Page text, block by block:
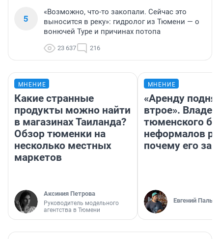
5
«Возможно, что-то закопали. Сейчас это
выносится в реку»: гидролог из Тюмени — о
вонючей Туре и причинах потопа
23 637 216
МНЕНИЕ
Какие странные
продукты можно найти
в магазинах Таиланда?
Обзор тюменки на
несколько местных
маркетов
Аксиния Петрова
Руководитель модельного
агентства в Тюмени
МНЕНИЕ
«Аренду
втрое».
тюменского
неформалов
почему его
Евгений